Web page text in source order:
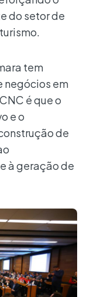
do setor de
tem
negócios em
é que o
e o
de
à geração de